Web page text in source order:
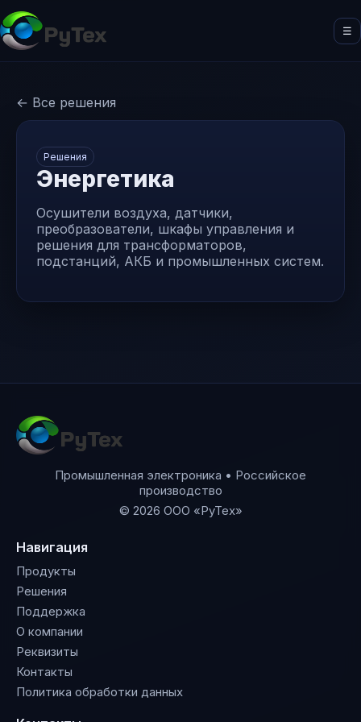
☰
← Все решения
Решения
Энергетика
Осушители воздуха, датчики,
преобразователи, шкафы управления и
решения для трансформаторов,
подстанций, АКБ и промышленных систем.
Промышленная электроника • Российское
производство
© 2026 ООО «РуТех»
Навигация
Продукты
Решения
Поддержка
О компании
Реквизиты
Контакты
Политика обработки данных